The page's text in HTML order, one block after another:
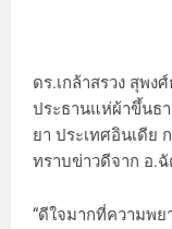
ดร.เกล้าสรวง สุพ
ประธานแห่ผ้าขึ้นธ
ยา ประเทศอินเดีย
ทราบข่าวดีจาก อ.
“ดีใจมากที่ความพย